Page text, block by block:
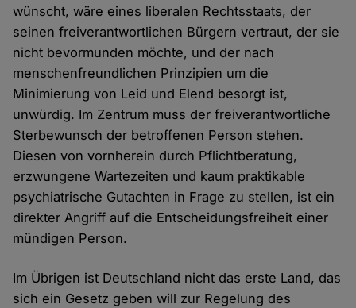
wünscht, wäre eines liberalen Rechtsstaats, der
seinen freiverantwortlichen Bürgern vertraut, der sie
nicht bevormunden möchte, und der nach
menschenfreundlichen Prinzipien um die
Minimierung von Leid und Elend besorgt ist,
unwürdig. Im Zentrum muss der freiverantwortliche
Sterbewunsch der betroffenen Person stehen.
Diesen von vornherein durch Pflichtberatung,
erzwungene Wartezeiten und kaum praktikable
psychiatrische Gutachten in Frage zu stellen, ist ein
direkter Angriff auf die Entscheidungsfreiheit einer
mündigen Person.
Im Übrigen ist Deutschland nicht das erste Land, das
sich ein Gesetz geben will zur Regelung des